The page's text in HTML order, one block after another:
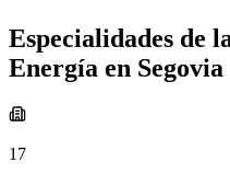
Especialidades de
Energía en Segovia
17